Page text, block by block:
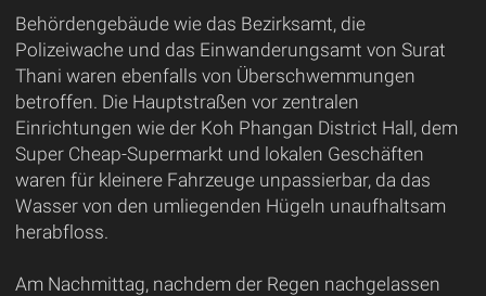
Behördengebäude wie das Bezirksamt, die
Polizeiwache und das Einwanderungsamt von Surat
Thani waren ebenfalls von Überschwemmungen
betroffen. Die Hauptstraßen vor zentralen
Einrichtungen wie der Koh Phangan District Hall, dem
Super Cheap-Supermarkt und lokalen Geschäften
waren für kleinere Fahrzeuge unpassierbar, da das
Wasser von den umliegenden Hügeln unaufhaltsam
herabfloss.
Am Nachmittag, nachdem der Regen nachgelassen